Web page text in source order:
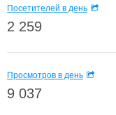
Посетителей в день
2 259
Просмотров в день
9 037